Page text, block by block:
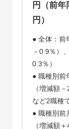
円（前年
円）
● 全体：前
－0.9％）
0.3％）
● 職種別前
（増減額
など2職種
● 職種別前
（増減額